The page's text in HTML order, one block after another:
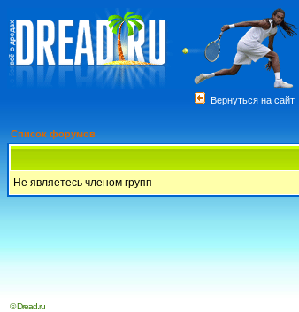
Вернуться на сайт
Список форумов
Не являетесь членом групп
© Dread.ru